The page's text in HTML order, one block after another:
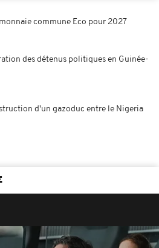
commune Eco pour 2027
des détenus politiques en Guinée-
d'un gazoduc entre le Nigeria